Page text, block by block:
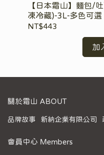
【日本霜山】麵包/
凍冷藏)-3L-多色可選
NT$443
加
關於霜山 ABOUT
品牌故事 新納企業有限公司
會員中心 Members